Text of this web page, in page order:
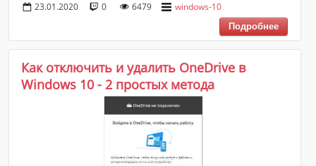
минимальное повышение FPS в игре – это всё же
прирост, да небольшой, но он есть. В операционной
системе Windows 10 есть встроенный игровой режим
«Game Mode», который и призван улучшить
существующую производительность компьютера, за
счёт встроенных алгоритмов, распределяющих
ресурсы ПК таким образом, что программное
обеспечение получала наибольший приоритет. В
настоящей статье реч...
23.01.2020 0 6479 windows-10
Как отключить и удалить OneDrive в
Windows 10 - 2 простых метода